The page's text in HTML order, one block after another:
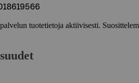
tuotetietoja aktiivisesti.